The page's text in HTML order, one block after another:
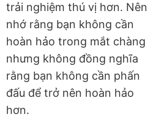
trải nghiệm thú vị hơn. Nên
nhớ rằng bạn không cần
hoàn hảo trong mắt chàng
nhưng không đồng nghĩa
rằng bạn không cần phấn
đấu để trở nên hoàn hảo
hơn.